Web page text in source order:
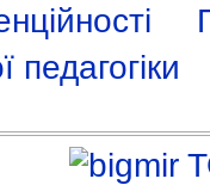
педагогіки